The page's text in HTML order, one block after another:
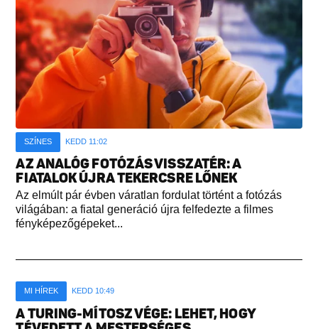
SZÍNES KEDD 11:02
AZ ANALÓG FOTÓZÁS VISSZATÉR: A
FIATALOK ÚJRA TEKERCSRE LŐNEK
Az elmúlt pár évben váratlan fordulat történt a fotózás
világában: a fiatal generáció újra felfedezte a filmes
fényképezőgépeket...
MI HÍREK KEDD 10:49
A TURING-MÍTOSZ VÉGE: LEHET, HOGY